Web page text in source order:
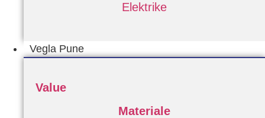
Elektrike
Vegla Pune
Value
Materiale